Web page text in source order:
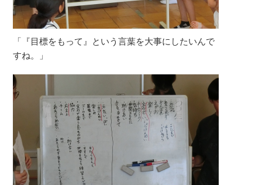
「『目標をもって』という言葉を大事にしたいんで
すね。」